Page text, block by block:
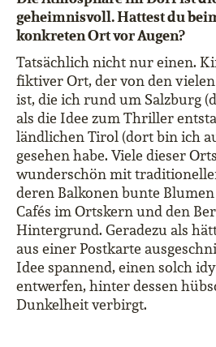
geheimnisvoll. Hattest du
konkreten Ort vor Augen?
Tatsächlich nicht nur einen.
fiktiver Ort, der von den
ist, die ich rund um Salzburg
als die Idee zum Thriller
ländlichen Tirol (dort bin ich
gesehen habe. Viele dieser
wunderschön mit
deren Balkonen bunte
Cafés im Ortskern und den
Hintergrund. Geradezu als
aus einer Postkarte
Idee spannend, einen solch
entwerfen, hinter dessen
Dunkelheit verbirgt.